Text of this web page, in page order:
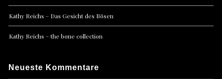
Kathy Reichs – Das Gesicht des Bösen
Kathy Reichs – the bone collection
Neueste Kommentare